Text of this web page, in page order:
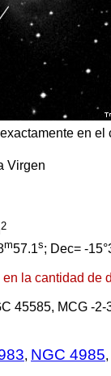
en el
Virgen
2
m57.1s; Dec= -
en la cantidad de
45585, MCG -
, NGC 4985,